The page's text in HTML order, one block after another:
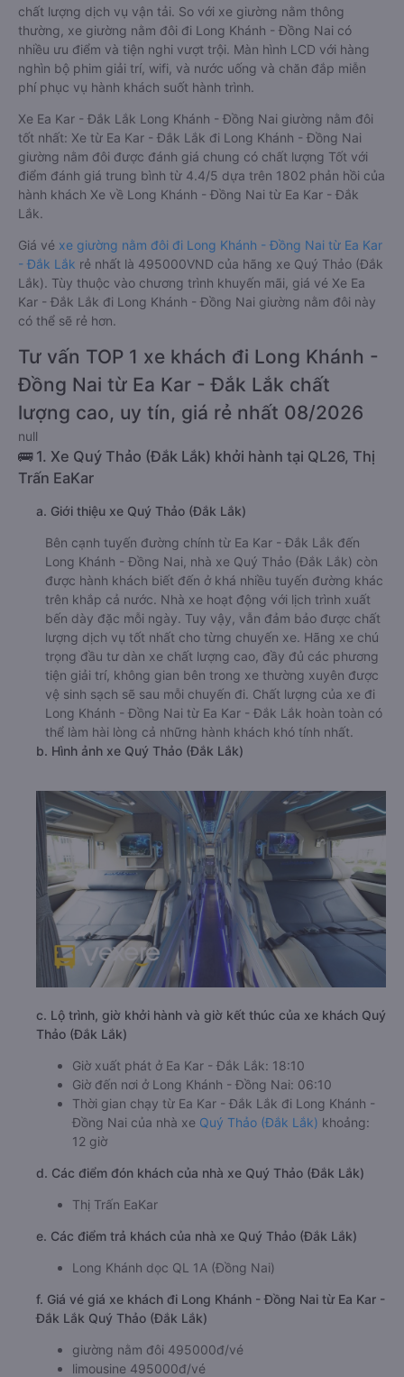
chất lượng dịch vụ vận tải. So với xe giường nằm thông
thường, xe giường nằm đôi đi Long Khánh - Đồng Nai có
nhiều ưu điểm và tiện nghi vượt trội. Màn hình LCD với hàng
nghìn bộ phim giải trí, wifi, và nước uống và chăn đắp miễn
phí phục vụ hành khách suốt hành trình.
Xe Ea Kar - Đắk Lắk Long Khánh - Đồng Nai giường nằm đôi
tốt nhất: Xe từ Ea Kar - Đắk Lắk đi Long Khánh - Đồng Nai
giường nằm đôi được đánh giá chung có chất lượng Tốt với
điểm đánh giá trung bình từ 4.4/5 dựa trên 1802 phản hồi của
hành khách Xe về Long Khánh - Đồng Nai từ Ea Kar - Đắk
Lắk.
Giá vé xe giường nằm đôi đi Long Khánh - Đồng Nai từ Ea Kar
- Đắk Lắk rẻ nhất là 495000VND của hãng xe Quý Thảo (Đắk
Lắk). Tùy thuộc vào chương trình khuyến mãi, giá vé Xe Ea
Kar - Đắk Lắk đi Long Khánh - Đồng Nai giường nằm đôi này
có thể sẽ rẻ hơn.
Tư vấn TOP 1 xe khách đi Long Khánh -
Đồng Nai từ Ea Kar - Đắk Lắk chất
lượng cao, uy tín, giá rẻ nhất 08/2026
null
🚌 1. Xe Quý Thảo (Đắk Lắk) khởi hành tại QL26, Thị
Trấn EaKar
a. Giới thiệu xe Quý Thảo (Đắk Lắk)
Bên cạnh tuyến đường chính từ Ea Kar - Đắk Lắk đến
Long Khánh - Đồng Nai, nhà xe Quý Thảo (Đắk Lắk) còn
được hành khách biết đến ở khá nhiều tuyến đường khác
trên khắp cả nước. Nhà xe hoạt động với lịch trình xuất
bến dày đặc mỗi ngày. Tuy vậy, vẫn đảm bảo được chất
lượng dịch vụ tốt nhất cho từng chuyến xe. Hãng xe chú
trọng đầu tư dàn xe chất lượng cao, đầy đủ các phương
tiện giải trí, không gian bên trong xe thường xuyên được
vệ sinh sạch sẽ sau mỗi chuyến đi. Chất lượng của xe đi
Long Khánh - Đồng Nai từ Ea Kar - Đắk Lắk hoàn toàn có
thể làm hài lòng cả những hành khách khó tính nhất.
b. Hình ảnh xe Quý Thảo (Đắk Lắk)
c. Lộ trình, giờ khởi hành và giờ kết thúc của xe khách Quý
Thảo (Đắk Lắk)
Giờ xuất phát ở Ea Kar - Đắk Lắk: 18:10
Giờ đến nơi ở Long Khánh - Đồng Nai: 06:10
Thời gian chạy từ Ea Kar - Đắk Lắk đi Long Khánh -
Đồng Nai của nhà xe Quý Thảo (Đắk Lắk) khoảng:
12 giờ
d. Các điểm đón khách của nhà xe Quý Thảo (Đắk Lắk)
Thị Trấn EaKar
e. Các điểm trả khách của nhà xe Quý Thảo (Đắk Lắk)
Long Khánh dọc QL 1A (Đồng Nai)
f. Giá vé giá xe khách đi Long Khánh - Đồng Nai từ Ea Kar -
Đắk Lắk Quý Thảo (Đắk Lắk)
giường nằm đôi 495000đ/vé
limousine 495000đ/vé